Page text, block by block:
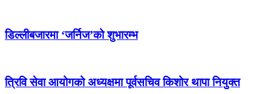
डिल्लीबजारमा ‘जर्निज’को शुभारम्भ
त्रिवि सेवा आयोगको अध्यक्षमा पूर्वसचिव किशोर थापा नियुक्त